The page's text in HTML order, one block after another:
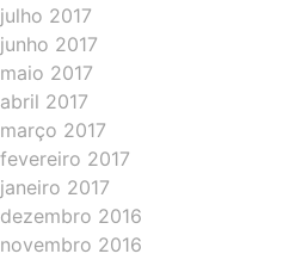
julho 2017
junho 2017
maio 2017
abril 2017
março 2017
fevereiro 2017
janeiro 2017
dezembro 2016
novembro 2016